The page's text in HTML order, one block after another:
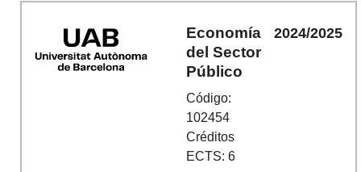
Economía
del Sector
Público
Código:
102454
Créditos
ECTS: 6
2024/2025